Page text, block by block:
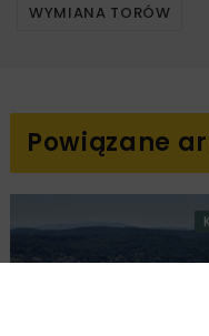
WYMIANA TORÓW
Powiązane